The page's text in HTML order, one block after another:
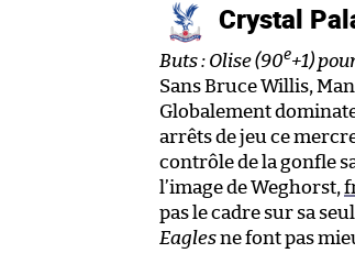
Crystal
Buts : Olise (90e+1)
Sans Bruce Willis,
Globalement
arrêts de jeu ce
contrôle de la gonfle
l’image de Weghorst,
pas le cadre sur sa
Eaglesne font pas